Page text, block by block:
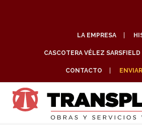
LA EMPRESA
CASCOTERA VÉLEZ SARSFIELD
CONTACTO